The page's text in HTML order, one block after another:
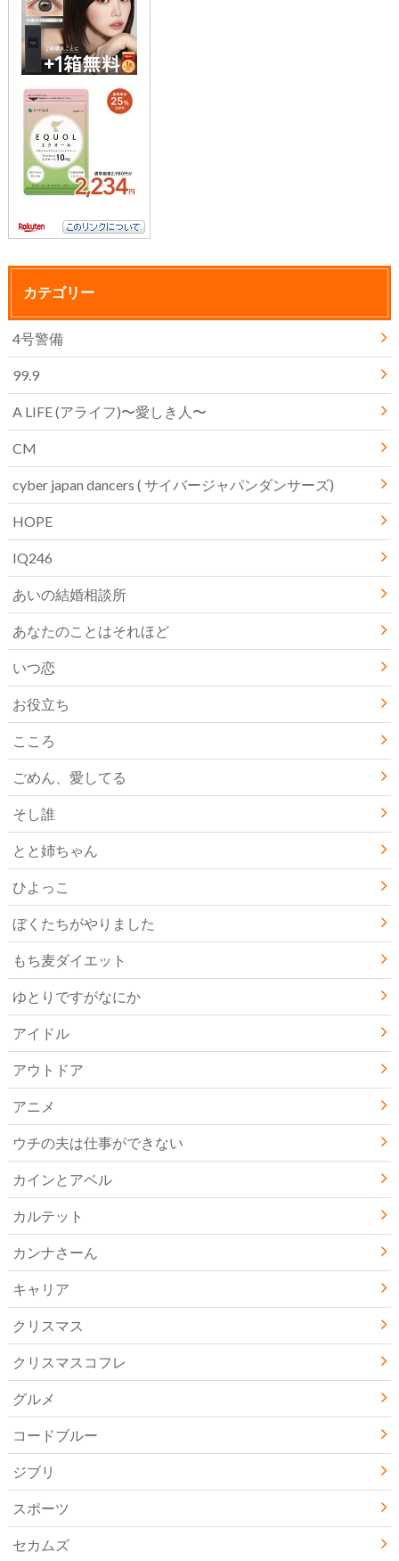
カテゴリー
4号警備
99.9
A LIFE (アライフ)〜愛しき人〜
CM
cyber japan dancers ( サイバージャパンダンサーズ)
HOPE
IQ246
あいの結婚相談所
あなたのことはそれほど
いつ恋
お役立ち
こころ
ごめん、愛してる
そし誰
とと姉ちゃん
ひよっこ
ぼくたちがやりました
もち麦ダイエット
ゆとりですがなにか
アイドル
アウトドア
アニメ
ウチの夫は仕事ができない
カインとアベル
カルテット
カンナさーん
キャリア
クリスマス
クリスマスコフレ
グルメ
コードブルー
ジブリ
スポーツ
セカムズ